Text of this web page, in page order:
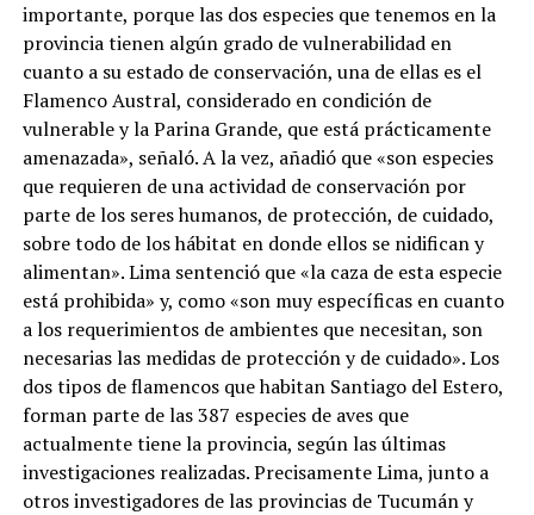
importante, porque las dos especies que tenemos en la
provincia tienen algún grado de vulnerabilidad en
cuanto a su estado de conservación, una de ellas es el
Flamenco Austral, considerado en condición de
vulnerable y la Parina Grande, que está prácticamente
amenazada», señaló. A la vez, añadió que «son especies
que requieren de una actividad de conservación por
parte de los seres humanos, de protección, de cuidado,
sobre todo de los hábitat en donde ellos se nidifican y
alimentan». Lima sentenció que «la caza de esta especie
está prohibida» y, como «son muy específicas en cuanto
a los requerimientos de ambientes que necesitan, son
necesarias las medidas de protección y de cuidado». Los
dos tipos de flamencos que habitan Santiago del Estero,
forman parte de las 387 especies de aves que
actualmente tiene la provincia, según las últimas
investigaciones realizadas. Precisamente Lima, junto a
otros investigadores de las provincias de Tucumán y